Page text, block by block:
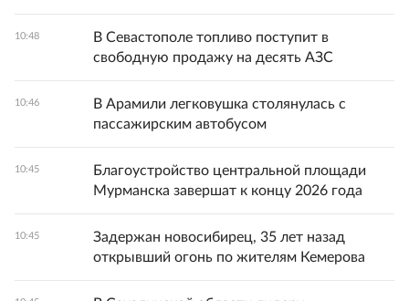
10:48
В Севастополе топливо поступит в
свободную продажу на десять АЗС
10:46
В Арамили легковушка столянулась с
пассажирским автобусом
10:45
Благоустройство центральной площади
Мурманска завершат к концу 2026 года
10:45
Задержан новосибирец, 35 лет назад
открывший огонь по жителям Кемерова